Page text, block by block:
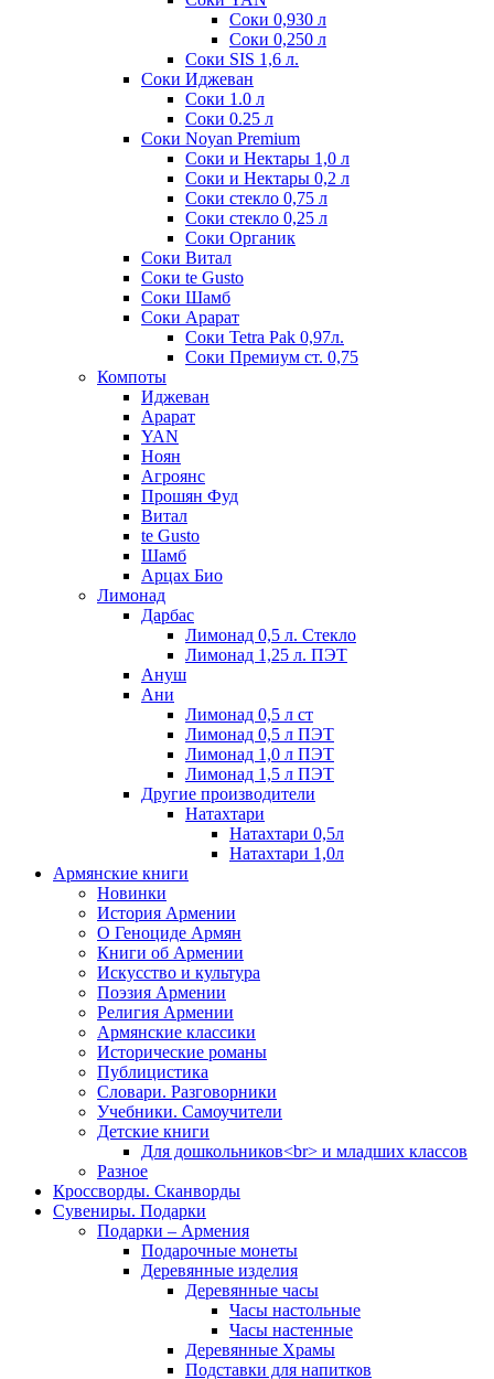
Соки 0,930 л
Соки 0,250 л
Соки SIS 1,6 л.
Соки Иджеван
Соки 1.0 л
Соки 0.25 л
Соки Noyan Premium
Соки и Нектары 1,0 л
Соки и Нектары 0,2 л
Соки стекло 0,75 л
Соки стекло 0,25 л
Соки Органик
Соки Витал
Соки te Gusto
Соки Шамб
Соки Арарат
Соки Tetra Pak 0,97л.
Соки Премиум ст. 0,75
Компоты
Иджеван
Арарат
YAN
Ноян
Агроянс
Прошян Фуд
Витал
te Gusto
Шамб
Арцах Био
Лимонад
Дарбас
Лимонад 0,5 л. Стекло
Лимонад 1,25 л. ПЭТ
Ануш
Ани
Лимонад 0,5 л ст
Лимонад 0,5 л ПЭТ
Лимонад 1,0 л ПЭТ
Лимонад 1,5 л ПЭТ
Другие производители
Натахтари
Натахтари 0,5л
Натахтари 1,0л
Армянские книги
Новинки
История Армении
О Геноциде Армян
Книги об Армении
Иcкусство и культура
Поэзия Армении
Религия Армении
Армянские классики
Исторические романы
Публицистика
Словари. Разговорники
Учебники. Самоучители
Детские книги
Для дошкольников<br> и младших классов
Разное
Кроссворды. Сканворды
Сувениры. Подарки
Подарки – Армения
Подарочные монеты
Деревянные изделия
Деревянные часы
Часы настольные
Часы настенные
Деревянные Храмы
Подставки для напитков